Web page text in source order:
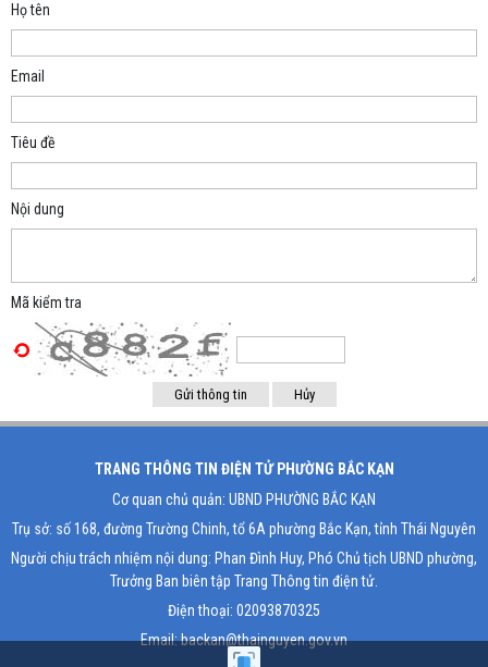
Họ tên
Email
Tiêu đề
Nội dung
Mã kiểm tra
TRANG THÔNG TIN ĐIỆN TỬ PHƯỜNG BẮC KẠN
Cơ quan chủ quản: UBND PHƯỜNG BẮC KẠN
Trụ sở: số 168, đường Trường Chinh, tổ 6A phường Bắc Kạn, tỉnh Thái Nguyên
Người chịu trách nhiệm nội dung: Phan Đình Huy, Phó Chủ tịch UBND phường,
Trưởng Ban biên tập Trang Thông tin điện tử.
Điện thoại: 02093870325
Email: backan@thainguyen.gov.vn